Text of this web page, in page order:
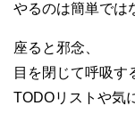
やるのは簡単では
座ると邪念、
目を閉じて呼吸す
TODOリストや気